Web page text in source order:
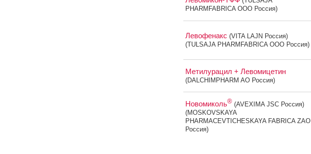
PHARMFABRICA OOO Россия)
Левофенакс (VITA LAJN Россия)
(TULSAJA PHARMFABRICA OOO Россия)
Метилурацил + Левомицетин
(DALCHIMPHARM AO Россия)
Новомиколь® (AVEXIMA JSC Россия)
(MOSKOVSKAYA
PHARMACEVTICHESKAYA FABRICA ZAO
Россия)